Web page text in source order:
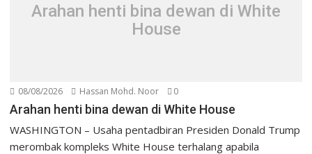
Arahan henti bina dewan di White
House
08/08/2026 Hassan Mohd. Noor 0
Arahan henti bina dewan di White House
WASHINGTON – Usaha pentadbiran Presiden Donald Trump
merombak kompleks White House terhalang apabila